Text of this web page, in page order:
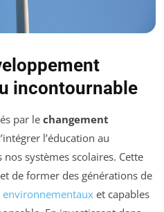
incontournable
par le changement
l’éducation au
systèmes scolaires. Cette
de former des générations de
environnementaux et capables